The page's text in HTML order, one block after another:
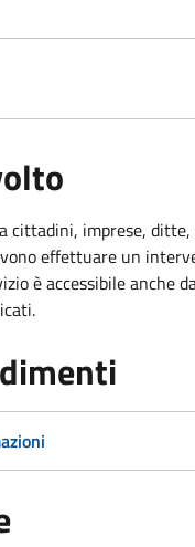
cittadini, imprese, ditte,
effettuare un
è accessibile anche